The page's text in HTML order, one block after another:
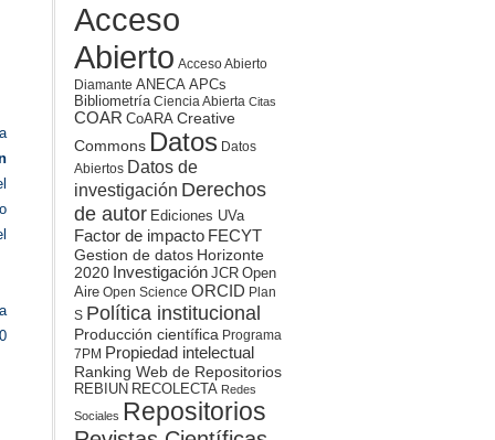
Acceso
Abierto Acceso Abierto
Diamante ANECA APCs
Bibliometría Ciencia Abierta Citas
COAR CoARA Creative
Commons Datos Datos
Abiertos Datos de
investigación Derechos
de autor Ediciones UVa
Factor de impacto FECYT
Gestion de datos Horizonte
2020 Investigación JCR Open
Aire Open Science ORCID Plan
S Política institucional
Producción científica Programa
7PM Propiedad intelectual
Ranking Web de Repositorios
REBIUN RECOLECTA Redes
Sociales Repositorios